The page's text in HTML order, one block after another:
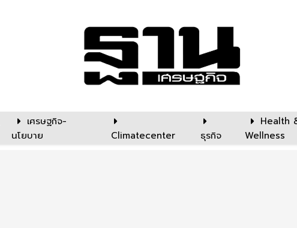
เศรษฐกิจ-
นโยบาย
Climatecenter ธุรกิจ
Health
Wellness